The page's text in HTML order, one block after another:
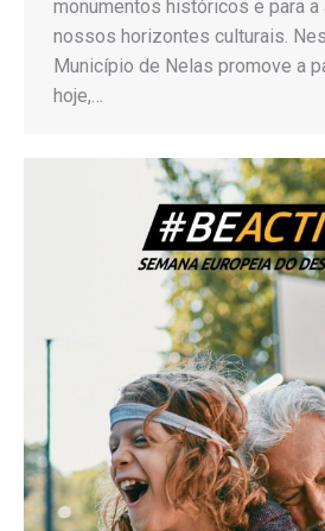
monumentos históricos e para a
nossos horizontes culturais.
Município de Nelas promove a
hoje,…